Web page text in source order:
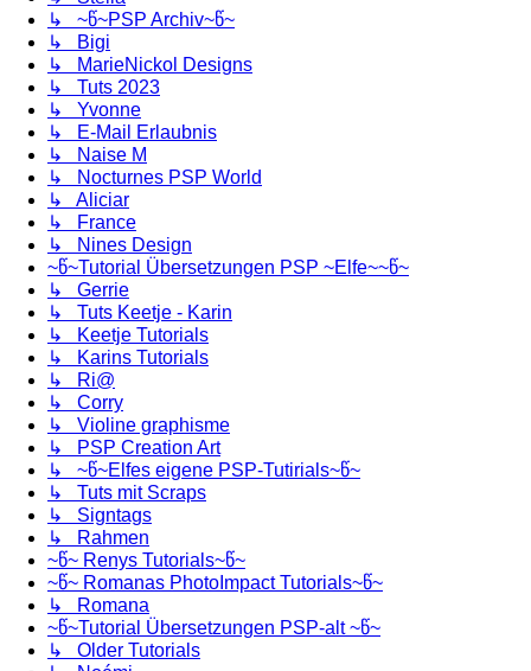
↳ ~წ~PSP Archiv~წ~
↳ Bigi
↳ MarieNickol Designs
↳ Tuts 2023
↳ Yvonne
↳ E-Mail Erlaubnis
↳ Naise M
↳ Nocturnes PSP World
↳ Aliciar
↳ France
↳ Nines Design
~წ~Tutorial Übersetzungen PSP ~Elfe~~წ~
↳ Gerrie
↳ Tuts Keetje - Karin
↳ Keetje Tutorials
↳ Karins Tutorials
↳ Ri@
↳ Corry
↳ Violine graphisme
↳ PSP Creation Art
↳ ~წ~Elfes eigene PSP-Tutirials~წ~
↳ Tuts mit Scraps
↳ Signtags
↳ Rahmen
~წ~ Renys Tutorials~წ~
~წ~ Romanas PhotoImpact Tutorials~წ~
↳ Romana
~წ~Tutorial Übersetzungen PSP-alt ~წ~
↳ Older Tutorials